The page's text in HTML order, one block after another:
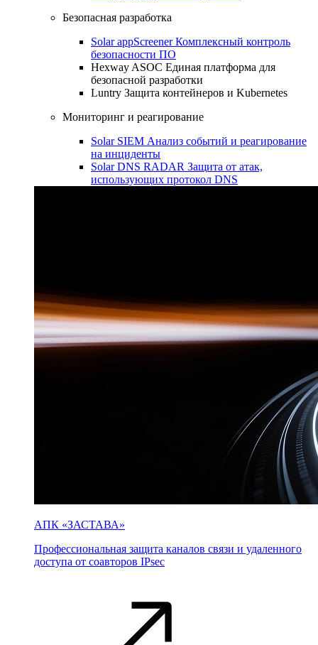
Безопасная разработка
Solar appScreenerКомплексный контроль
безопасности ПО
Hexway ASOC Единая платформа для
безопасной разработки
Luntry Защита контейнеров и Kubernetes
Мониторинг и реагирование
Solar SIEM Анализ событий и реагирование
на инциденты
Solar DNS RADAR Защита от атак,
использующих протокол DNS
АПК «ЗАСТАВА»
Профессиональная защита каналов связи и удаленного
доступа от соавторов IPsec